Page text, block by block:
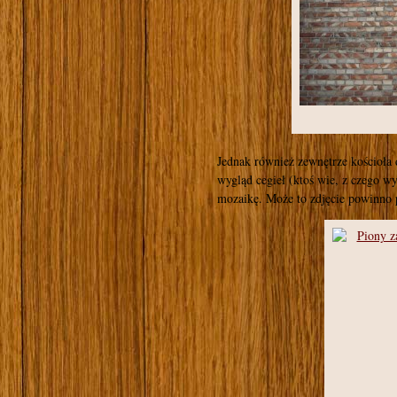
Jednak również zewnętrze
wygląd cegieł (ktoś wie, z czego
mozaikę. Może to zdjęcie powinno